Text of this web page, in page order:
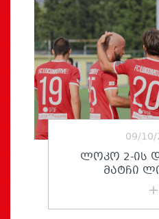
09/
ᲚᲝᲙᲝ 2-ᲘᲡ
ᲛᲐᲢᲩᲘ